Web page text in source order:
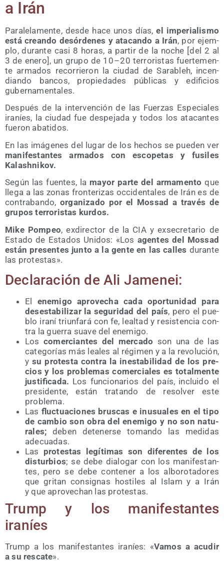
a Irán
Para­le­la­men­te, des­de hace unos días,el impe­ria­lis­mo
está crean­do des­ór­de­nes y ata­can­do a Irán, por ejem­
plo, duran­te casi 8 horas, a par­tir de la noche [del 2 al
3 de enero], un gru­po de 10 – 20 terro­ris­tas fuer­te­men­
te arma­dos reco­rrie­ron la ciu­dad de Sara­bleh, incen­
dian­do ban­cos, pro­pie­da­des públi­cas y edi­fi­cios
gubernamentales.
Des­pués de la inter­ven­ción de las Fuer­zas Espe­cia­les
ira­níes, la ciu­dad fue des­pe­ja­da y todos los ata­can­tes
fue­ron abatidos.
En las imá­ge­nes del lugar de los hechos se pue­den ver
mani­fes­tan­tes arma­dos con esco­pe­tas y fusi­les
Kalashnikov.
Según las fuen­tes, la mayor par­te del arma­men­to que
lle­ga a las zonas fron­te­ri­zas occi­den­ta­les de Irán es de
con­tra­ban­do,orga­ni­za­do por el Mos­sad a tra­vés de
gru­pos terro­ris­tas kurdos.
Mike Pom­peo, exdi­rec­tor de la CIA y exse­cre­ta­rio de
Esta­do de Esta­dos Uni­dos: «Los agen­tes del Mos­sad
están pre­sen­tes jun­to a la gen­te en las calles duran­te
las protestas».
Decla­ra­ción de Ali Jamenei:
El enemi­go apro­ve­cha cada opor­tu­ni­dad para
des­es­ta­bi­li­zar la segu­ri­dad del país, pero el pue­
blo ira­ní triun­fa­rá con fe, leal­tad y resis­ten­cia con­
tra la gue­rra sua­ve del enemigo.
Los comer­cian­tes del mer­ca­do son una de las
cate­go­rías más lea­les al régi­men y a la revo­lu­ción,
ysu pro­tes­ta con­tra la ines­ta­bi­li­dad de los pre­
cios y los pro­ble­mas comer­cia­les es total­men­te
jus­ti­fi­ca­da. Los fun­cio­na­rios del país, inclui­do el
pre­si­den­te, están tra­tan­do de resol­ver este
problema.
Las fluc­tua­cio­nes brus­cas e inusua­les en el tipo
de cam­bio son obra del enemi­go y no son natu­
ra­les; deben dete­ner­se toman­do las medi­das
adecuadas.
Las pro­tes­tas legí­ti­mas son dife­ren­tes de los
dis­tur­bios; se debe dia­lo­gar con los mani­fes­tan­
tes, pero se debe con­te­ner a los albo­ro­ta­do­res
que gri­tan con­sig­nas hos­ti­les al Islam y a Irán
y que apro­ve­chan las protestas.
Trump y los mani­fes­tan­tes
iraníes
Trump a los mani­fes­tan­tes ira­níes: «Vamos a acu­dir
a su res­ca­te».